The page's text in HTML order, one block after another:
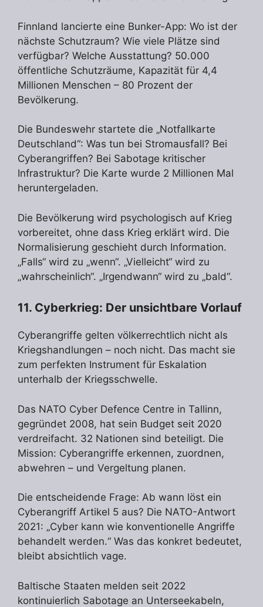
Finnland lancierte eine Bunker-App: Wo ist der
nächste Schutzraum? Wie viele Plätze sind
verfügbar? Welche Ausstattung? 50.000
öffentliche Schutzräume, Kapazität für 4,4
Millionen Menschen – 80 Prozent der
Bevölkerung.
Die Bundeswehr startete die „Notfallkarte
Deutschland“: Was tun bei Stromausfall? Bei
Cyberangriffen? Bei Sabotage kritischer
Infrastruktur? Die Karte wurde 2 Millionen Mal
heruntergeladen.
Die Bevölkerung wird psychologisch auf Krieg
vorbereitet, ohne dass Krieg erklärt wird. Die
Normalisierung geschieht durch Information.
„Falls“ wird zu „wenn“. „Vielleicht“ wird zu
„wahrscheinlich“. „Irgendwann“ wird zu „bald“.
11. Cyberkrieg: Der unsichtbare Vorlauf
Cyberangriffe gelten völkerrechtlich nicht als
Kriegshandlungen – noch nicht. Das macht sie
zum perfekten Instrument für Eskalation
unterhalb der Kriegsschwelle.
Das NATO Cyber Defence Centre in Tallinn,
gegründet 2008, hat sein Budget seit 2020
verdreifacht. 32 Nationen sind beteiligt. Die
Mission: Cyberangriffe erkennen, zuordnen,
abwehren – und Vergeltung planen.
Die entscheidende Frage: Ab wann löst ein
Cyberangriff Artikel 5 aus? Die NATO-Antwort
2021: „Cyber kann wie konventionelle Angriffe
behandelt werden.“ Was das konkret bedeutet,
bleibt absichtlich vage.
Baltische Staaten melden seit 2022
kontinuierlich Sabotage an Unterseekabeln,